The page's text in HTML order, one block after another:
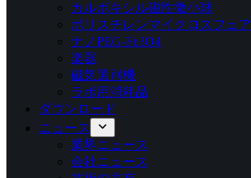
カルボキシル磁性微小球
ポリスチレンマイクロスフェア
ナノPEG-Fe3O4
楽器
磁気選別機
ラボ用消耗品
ダウンロード
ニュース
業界ニュース
会社ニュース